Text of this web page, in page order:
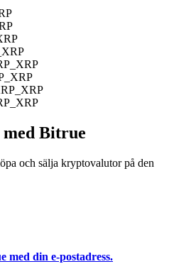
etc.
Bitrue
och sälja kryptovalutor på den
med din e-postadress.